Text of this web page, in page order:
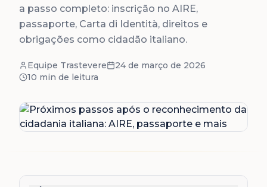
a passo completo: inscrição no AIRE,
passaporte, Carta di Identità, direitos e
obrigações como cidadão italiano.
Equipe Trastevere
24 de março de 2026
10 min de leitura